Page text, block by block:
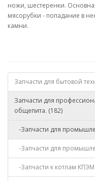
ножи, шестеренки.
мясорубки - попадание в
камни.
Запчасти для бытовой
Запчасти для
общепита. (182)
-Запчасти для
-Запчасти для
-Запчасти к котлам